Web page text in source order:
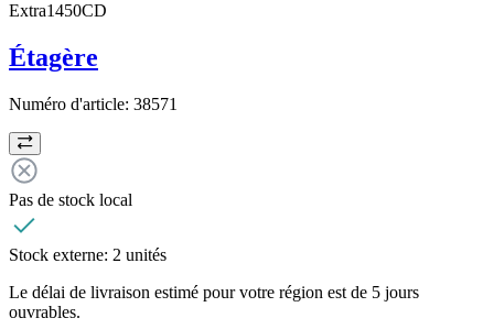
Extra1450CD
Étagère
Numéro d'article: 38571
Pas de stock local
Stock externe: 2 unités
Le délai de livraison estimé pour votre région est de 5 jours
ouvrables.